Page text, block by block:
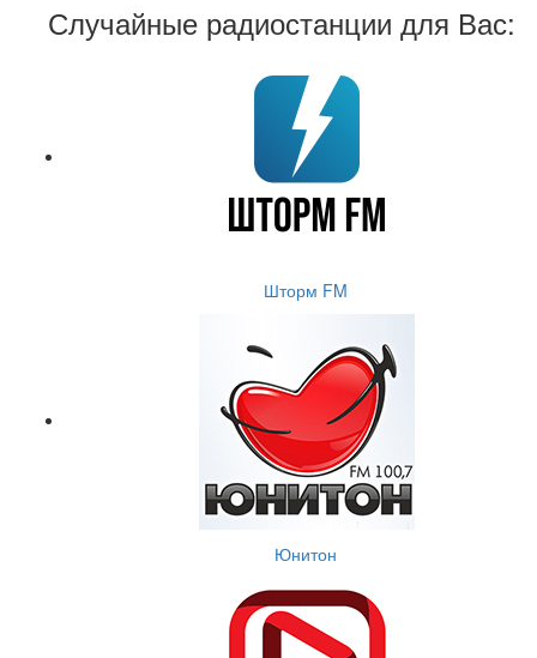
Случайные радиостанции для Вас:
Шторм FM
Юнитон